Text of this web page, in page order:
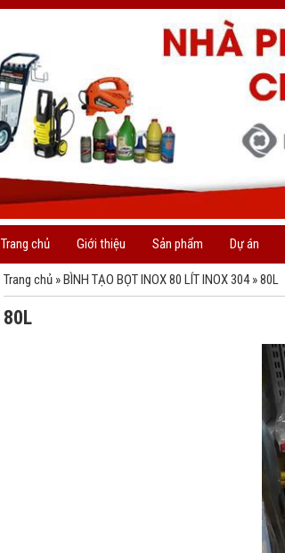
Trang chủ Giới thiệu Sản phẩm Dự án
Trang chủ »BÌNH TẠO BỌT INOX 80 LÍT INOX 304»80L
80L